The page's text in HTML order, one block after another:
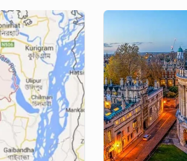
মধ্যে
প্রেম
ও
যৌনতা
নিষিদ্ধ
করতে